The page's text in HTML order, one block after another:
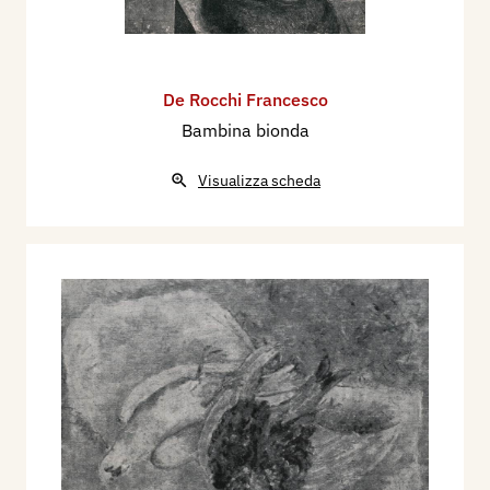
come la lirica del Virgilio «minore», quella di
Shelley e di Pascoli, e come la pittura
«Chi conosce personalmente Francesco De
Rocchi, biondo, pallido, alto, sottile, si rende
fisicamente. Certe analogie biologiche-estetiche
Poiché Mario Tinti ci aveva sempre parlato di
Francesco De Rocchi con ammirazione; ce lo
aveva fatto conoscere, e aveva insistito perché
fosse presentato ai nostri lettori, dedicando
questo numero al pittore di Cislago, intendiamo
tributare anche un omaggio allo scomparso
critico, cui l’arte moderna italiana e i giovani
De Rocchi Francesco
Bambina bionda
Visualizza scheda